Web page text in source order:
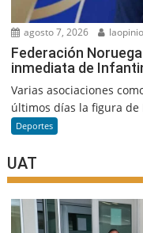
agosto 7, 2026
Federación
inmediata de
Varias asociaciones
últimos días la figura
Deportes
UAT